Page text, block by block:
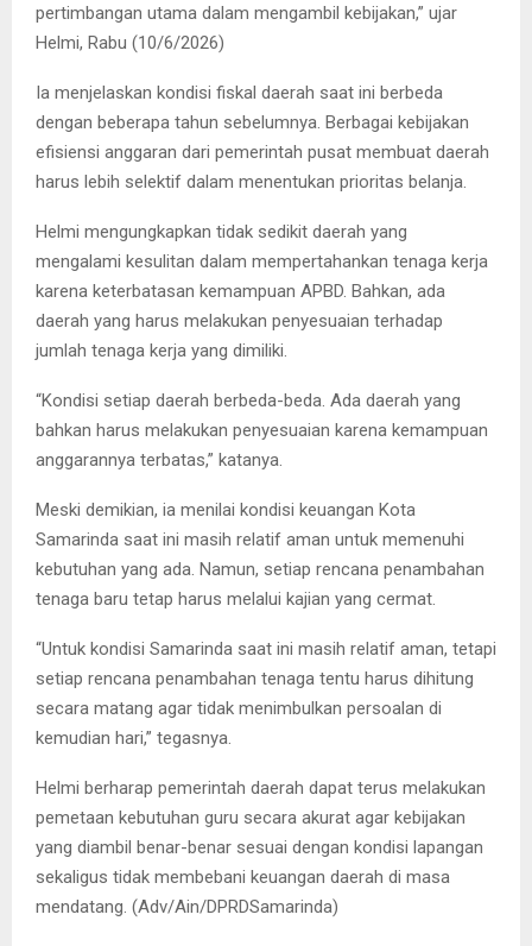
pertimbangan utama dalam mengambil kebijakan,” ujar
Helmi, Rabu (10/6/2026)
Ia menjelaskan kondisi fiskal daerah saat ini berbeda
dengan beberapa tahun sebelumnya. Berbagai kebijakan
efisiensi anggaran dari pemerintah pusat membuat daerah
harus lebih selektif dalam menentukan prioritas belanja.
Helmi mengungkapkan tidak sedikit daerah yang
mengalami kesulitan dalam mempertahankan tenaga kerja
karena keterbatasan kemampuan APBD. Bahkan, ada
daerah yang harus melakukan penyesuaian terhadap
jumlah tenaga kerja yang dimiliki.
“Kondisi setiap daerah berbeda-beda. Ada daerah yang
bahkan harus melakukan penyesuaian karena kemampuan
anggarannya terbatas,” katanya.
Meski demikian, ia menilai kondisi keuangan Kota
Samarinda saat ini masih relatif aman untuk memenuhi
kebutuhan yang ada. Namun, setiap rencana penambahan
tenaga baru tetap harus melalui kajian yang cermat.
“Untuk kondisi Samarinda saat ini masih relatif aman, tetapi
setiap rencana penambahan tenaga tentu harus dihitung
secara matang agar tidak menimbulkan persoalan di
kemudian hari,” tegasnya.
Helmi berharap pemerintah daerah dapat terus melakukan
pemetaan kebutuhan guru secara akurat agar kebijakan
yang diambil benar-benar sesuai dengan kondisi lapangan
sekaligus tidak membebani keuangan daerah di masa
mendatang. (Adv/Ain/DPRDSamarinda)